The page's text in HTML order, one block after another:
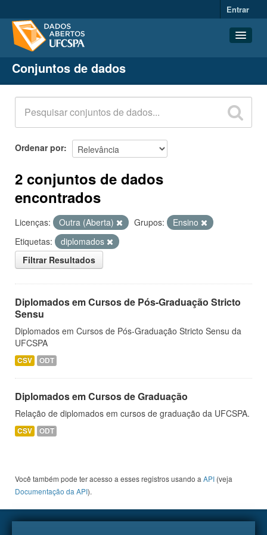
Entrar
Conjuntos de dados
Organizações
Grupos
Sobre
Conjuntos de dados
Ordenar por
2 conjuntos de dados
encontrados
Licenças: Outra (Aberta) Grupos:
Ensino
Etiquetas:
diplomados
Filtrar Resultados
Diplomados em Cursos de Pós-Graduação Stricto
Sensu
Diplomados em Cursos de Pós-Graduação Stricto Sensu da
UFCSPA
CSV ODT
Diplomados em Cursos de Graduação
Relação de diplomados em cursos de graduação da UFCSPA.
CSV ODT
Você também pode ter acesso a esses registros usando a API (veja
Documentação da API).